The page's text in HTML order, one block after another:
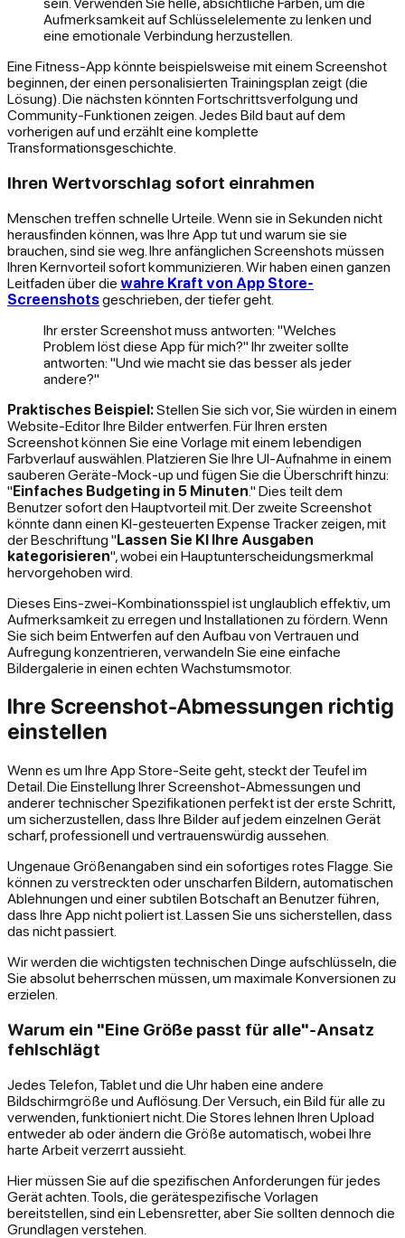
Aufmerksamkeit auf Schlüsselelemente zu lenken und
eine emotionale Verbindung herzustellen.
Eine Fitness-App könnte beispielsweise mit einem Screenshot
beginnen, der einen personalisierten Trainingsplan zeigt (die
Lösung). Die nächsten könnten Fortschrittsverfolgung und
Community-Funktionen zeigen. Jedes Bild baut auf dem
vorherigen auf und erzählt eine komplette
Transformationsgeschichte.
Ihren Wertvorschlag sofort einrahmen
Menschen treffen schnelle Urteile. Wenn sie in Sekunden nicht
herausfinden können, was Ihre App tut und warum sie sie
brauchen, sind sie weg. Ihre anfänglichen Screenshots müssen
Ihren Kernvorteil sofort kommunizieren. Wir haben einen ganzen
Leitfaden über die wahre Kraft von App Store-
Screenshotsgeschrieben, der tiefer geht.
Ihr erster Screenshot muss antworten: "Welches
Problem löst diese App für mich?" Ihr zweiter sollte
antworten: "Und wie macht sie das besser als jeder
andere?"
Praktisches Beispiel:Stellen Sie sich vor, Sie würden in einem
Website-Editor Ihre Bilder entwerfen. Für Ihren ersten
Screenshot können Sie eine Vorlage mit einem lebendigen
Farbverlauf auswählen. Platzieren Sie Ihre UI-Aufnahme in einem
sauberen Geräte-Mock-up und fügen Sie die Überschrift hinzu:
"Einfaches Budgeting in 5 Minuten." Dies teilt dem
Benutzer sofort den Hauptvorteil mit. Der zweite Screenshot
könnte dann einen KI-gesteuerten Expense Tracker zeigen, mit
der Beschriftung "Lassen Sie KI Ihre Ausgaben
kategorisieren", wobei ein Hauptunterscheidungsmerkmal
hervorgehoben wird.
Dieses Eins-zwei-Kombinationsspiel ist unglaublich effektiv, um
Aufmerksamkeit zu erregen und Installationen zu fördern. Wenn
Sie sich beim Entwerfen auf den Aufbau von Vertrauen und
Aufregung konzentrieren, verwandeln Sie eine einfache
Bildergalerie in einen echten Wachstumsmotor.
Ihre Screenshot-Abmessungen richtig
einstellen
Wenn es um Ihre App Store-Seite geht, steckt der Teufel im
Detail. Die Einstellung Ihrer Screenshot-Abmessungen und
anderer technischer Spezifikationen perfekt ist der erste Schritt,
um sicherzustellen, dass Ihre Bilder auf jedem einzelnen Gerät
scharf, professionell und vertrauenswürdig aussehen.
Ungenaue Größenangaben sind ein sofortiges rotes Flagge. Sie
können zu verstreckten oder unscharfen Bildern, automatischen
Ablehnungen und einer subtilen Botschaft an Benutzer führen,
dass Ihre App nicht poliert ist. Lassen Sie uns sicherstellen, dass
das nicht passiert.
Wir werden die wichtigsten technischen Dinge aufschlüsseln, die
Sie absolut beherrschen müssen, um maximale Konversionen zu
erzielen.
Warum ein "Eine Größe passt für alle"-Ansatz
fehlschlägt
Jedes Telefon, Tablet und die Uhr haben eine andere
Bildschirmgröße und Auflösung. Der Versuch, ein Bild für alle zu
verwenden, funktioniert nicht. Die Stores lehnen Ihren Upload
entweder ab oder ändern die Größe automatisch, wobei Ihre
harte Arbeit verzerrt aussieht.
Hier müssen Sie auf die spezifischen Anforderungen für jedes
Gerät achten. Tools, die gerätespezifische Vorlagen
bereitstellen, sind ein Lebensretter, aber Sie sollten dennoch die
Grundlagen verstehen.